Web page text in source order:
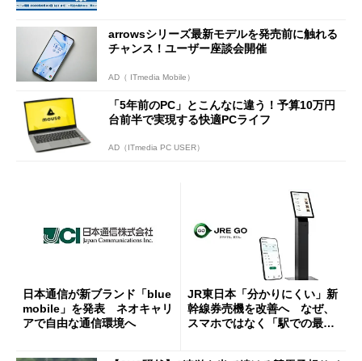
arrowsシリーズ最新モデルを発売前に触れる
チャンス！ユーザー座談会開催
AD（ ITmedia Mobile）
「5年前のPC」とこんなに違う！予算10万円
台前半で実現する快適PCライフ
AD（ITmedia PC USER）
日本通信が新ブランド「blue
mobile」を発表 ネオキャリ
アで自由な通信環境へ
JR東日本「分かりにくい」新
幹線券売機を改善へ なぜ、
スマホではなく「駅での最短